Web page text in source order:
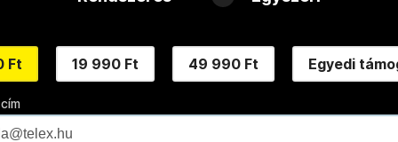
Ft 19 990 Ft 49 990 Ft Egyedi